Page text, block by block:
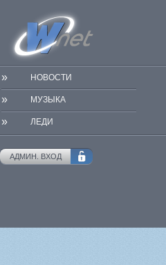
» НОВОСТИ
» МУЗЫКА
» ЛЕДИ
АДМИН. ВХОД